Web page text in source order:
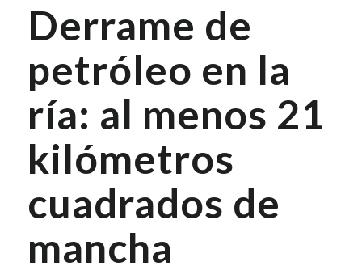
Derrame de
petróleo en la
ría: al menos 21
kilómetros
cuadrados de
mancha